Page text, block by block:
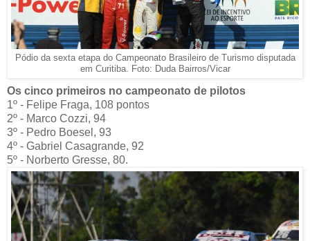
Pódio da sexta etapa do Campeonato Brasileiro de Turismo disputada
em Curitiba. Foto: Duda Bairros/Vicar
Os cinco primeiros no campeonato de pilotos
1º - Felipe Fraga, 108 pontos
2º - Marco Cozzi, 94
3º - Pedro Boesel, 93
4º - Gabriel Casagrande, 92
5º - Norberto Gresse, 80.